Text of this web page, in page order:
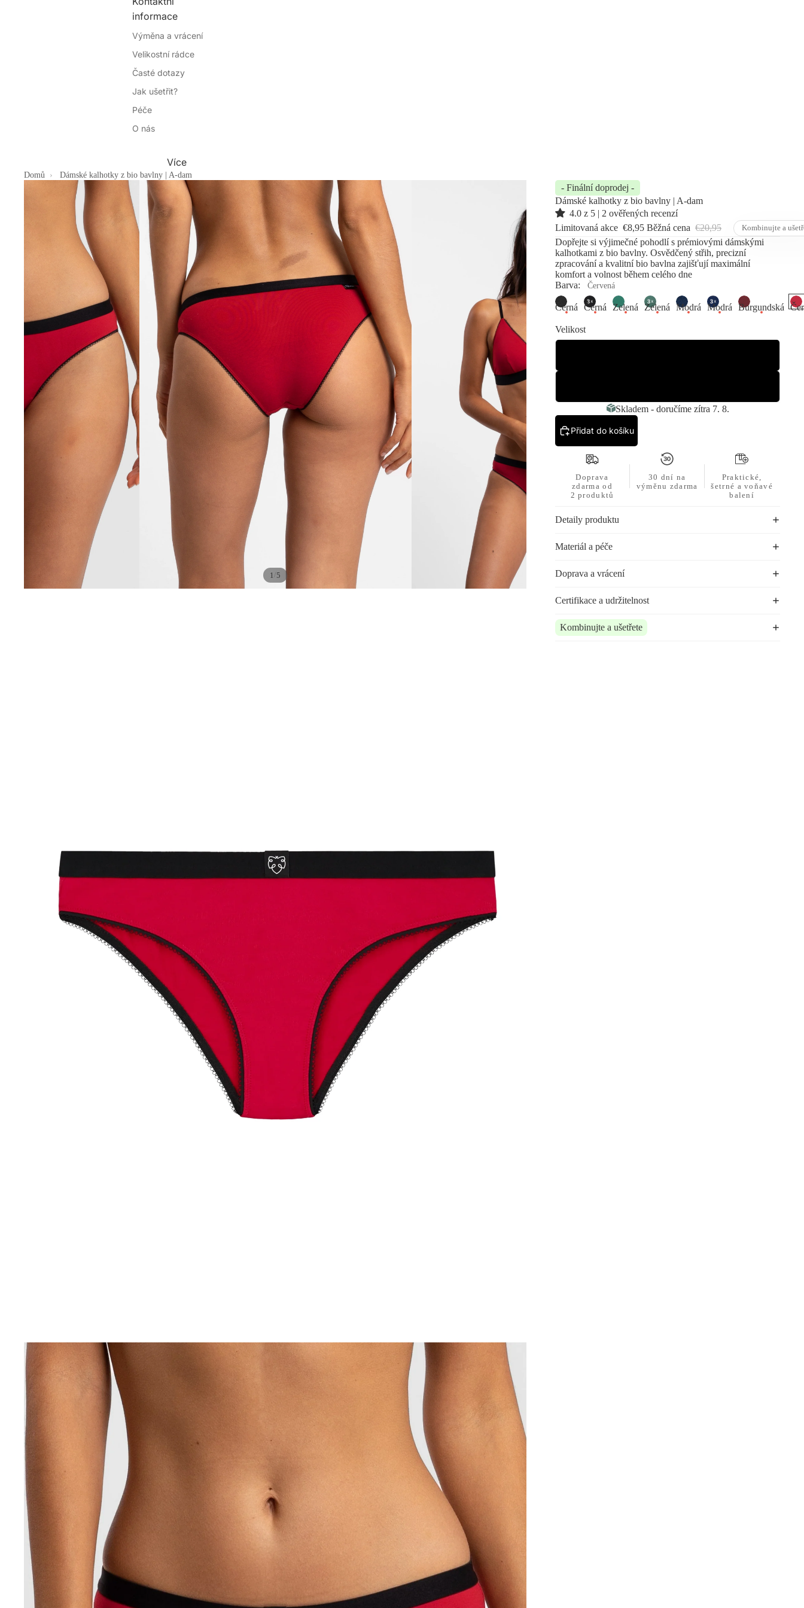
informace
Výměna a vrácení
Velikostní rádce
Časté dotazy
Jak ušetřit?
Péče
O nás
Více
Domů Dámské kalhotky z bio bavlny | A-dam
1 /5
- Finální doprodej -
Dámské kalhotky z bio bavlny | A-dam
4.0 z 5 | 2 ověřených recenzí
Limitovaná akce €8,95 Běžná cena €20,95 Kombinujte a
Dopřejte si výjimečné pohodlí s prémiovými dámskými
kalhotkami z bio bavlny. Osvědčený střih, precizní
zpracování a kvalitní bio bavlna zajišťují maximální
komfort a volnost během celého dne
Barva:
Červená
Černá Černá Zelená Zelená Modrá Modrá Burgundská
Barva
Červená
Velikost
Skladem - doručíme zítra 7. 8.
Přidat do košíku
Doprava
zdarma od
2 produktů
30 dní na
výměnu zdarma
Praktické,
šetrné a voňavé
balení
Detaily produktu
Materiál a péče
Doprava a vrácení
Certifikace a udržitelnost
Kombinujte a ušetřete